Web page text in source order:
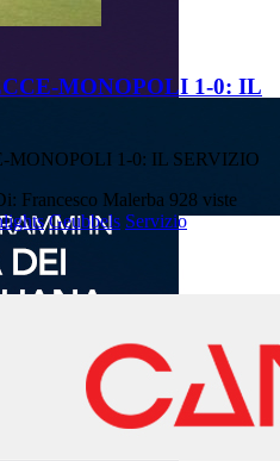
MONOPOLI 1-0: IL
1-0: IL SERVIZIO
Francesco Malerba 928 viste
Geubbels Servizio